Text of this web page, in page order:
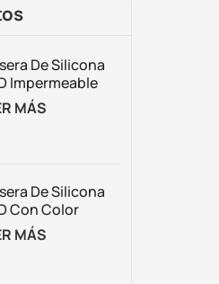
De Silicona
Impermeable
Control De
Y Gestión De
MÁS
De Silicona
Con Color
MÁS